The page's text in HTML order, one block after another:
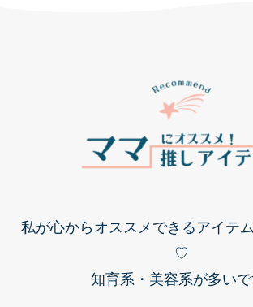
私が心からオススメできるアイテ
♡
知育系・美容系が多いで